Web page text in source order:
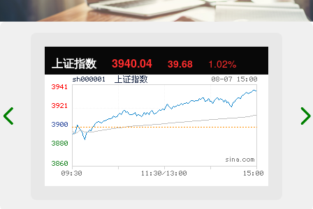
上证指数 3940.04 39.68 1.02%